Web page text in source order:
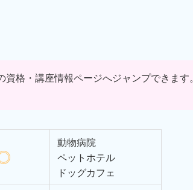
格・講座情報ページへジャンプできます。
動物病院
ペットホテル
ドッグカフェ